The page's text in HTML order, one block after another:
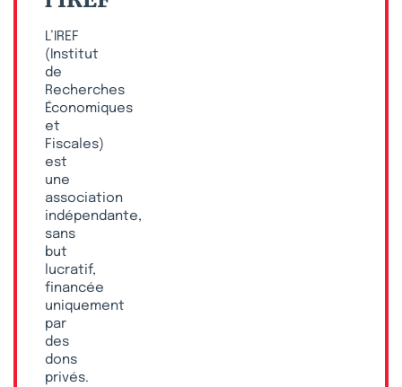
L’IREF
(Institut
de
Recherches
Économiques
et
Fiscales)
est
une
association
indépendante,
sans
but
lucratif,
financée
uniquement
par
des
dons
privés.